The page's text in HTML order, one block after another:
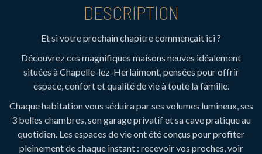
DESCRIPTION
Et si votre prochain chapitre commençait ici ?
Découvrez ces magnifiques maisons neuves idéalement
situées à Chapelle-lez-Herlaimont, pensées pour offrir
espace, confort et qualité de vie à toute la famille.
Chaque habitation vous séduira par ses volumes lumineux, ses
3 belles chambres, son garage privatif et sa cave pratique au
quotidien. Les espaces de vie ont été conçus pour profiter
pleinement de chaque instant : recevoir vos proches, voir